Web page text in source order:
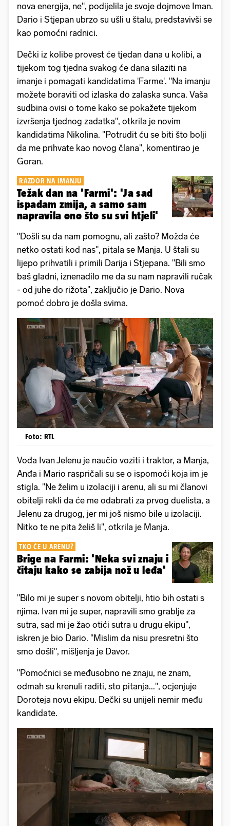
nova energija, ne", podijelila je svoje dojmove Iman.
Dario i Stjepan ubrzo su ušli u štalu, predstavivši se
kao pomoćni radnici.
Dečki iz kolibe provest će tjedan dana u kolibi, a
tijekom tog tjedna svakog će dana silaziti na
imanje i pomagati kandidatima 'Farme'. "Na imanju
možete boraviti od izlaska do zalaska sunca. Vaša
sudbina ovisi o tome kako se pokažete tijekom
izvršenja tjednog zadatka", otkrila je novim
kandidatima Nikolina. "Potrudit ću se biti što bolji
da me prihvate kao novog člana", komentirao je
Goran.
RAZDOR NA IMANJU
Težak dan na 'Farmi': 'Ja sad
ispadam zmija, a samo sam
napravila ono što su svi htjeli'
"Došli su da nam pomognu, ali zašto? Možda će
netko ostati kod nas", pitala se Manja. U štali su
lijepo prihvatili i primili Darija i Stjepana. "Bili smo
baš gladni, iznenadilo me da su nam napravili ručak
- od juhe do rižota", zaključio je Dario. Nova
pomoć dobro je došla svima.
Foto: RTL
Vođa Ivan Jelenu je naučio voziti i traktor, a Manja,
Anđa i Mario raspričali su se o ispomoći koja im je
stigla. "Ne želim u izolaciji i arenu, ali su mi članovi
obitelji rekli da će me odabrati za prvog duelista, a
Jelenu za drugog, jer mi još nismo bile u izolaciji.
Nitko te ne pita želiš li", otkrila je Manja.
TKO ĆE U ARENU?
Brige na Farmi: 'Neka svi znaju i
čitaju kako se zabija nož u leđa'
"Bilo mi je super s novom obitelji, htio bih ostati s
njima. Ivan mi je super, napravili smo grablje za
sutra, sad mi je žao otići sutra u drugu ekipu",
iskren je bio Dario. "Mislim da nisu presretni što
smo došli", mišljenja je Davor.
"Pomoćnici se međusobno ne znaju, ne znam,
odmah su krenuli raditi, sto pitanja...", ocjenjuje
Doroteja novu ekipu. Dečki su unijeli nemir među
kandidate.